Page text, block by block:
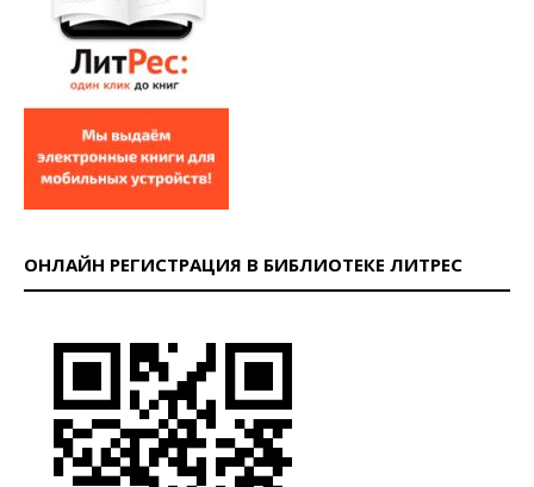
ОНЛАЙН РЕГИСТРАЦИЯ В БИБЛИОТЕКЕ ЛИТРЕС